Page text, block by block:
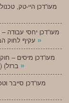
מעו”דכן היי-טק,
»
מעו”דכן מיסים –
»
מעו”דכן סייבר